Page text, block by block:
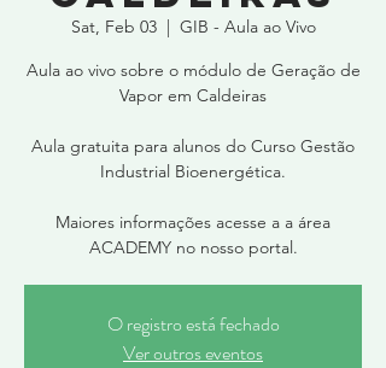
Sat, Feb 03
  |
GIB - Aula ao Vivo
Aula ao vivo sobre o módulo de Geração de
Vapor em Caldeiras
Aula gratuita para alunos do Curso Gestão
Industrial Bioenergética.
Maiores informações acesse a a área
ACADEMY no nosso portal.
O registro está fechado
Ver outros eventos